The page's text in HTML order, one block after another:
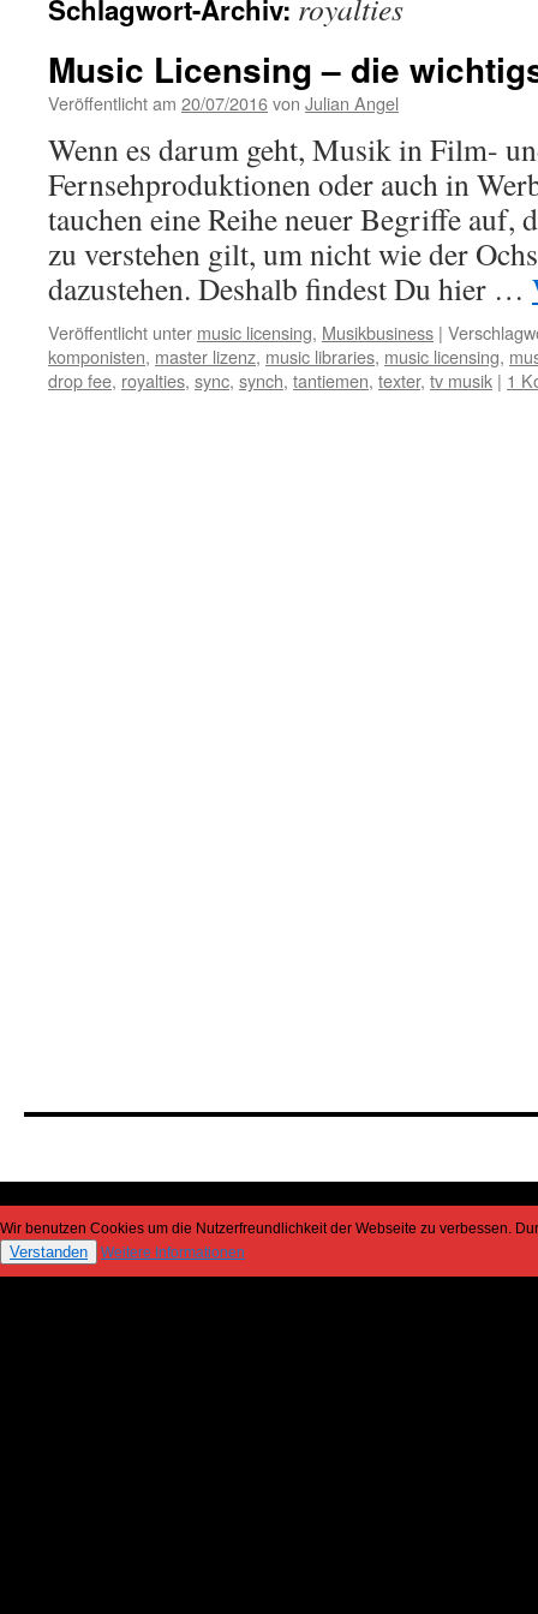
Schlagwort-Archiv: royalties
Music Licensing – die
Veröffentlicht am 20/07/2016von Julian Angel
Wenn es darum geht, Musik in Film-
Fernsehproduktionen oder auch in
tauchen eine Reihe neuer Begriffe auf,
zu verstehen gilt, um nicht wie der
dazustehen. Deshalb findest Du hier …
Veröffentlicht unter music licensing, Musikbusiness |
komponisten, master lizenz, music libraries, music licensing,
drop fee, royalties, sync, synch, tantiemen, texter, tv musik | 1
Wir benutzen Cookies um die Nutzerfreundlichkeit der Webseite zu verbessen.
Verstanden Weitere Informationen